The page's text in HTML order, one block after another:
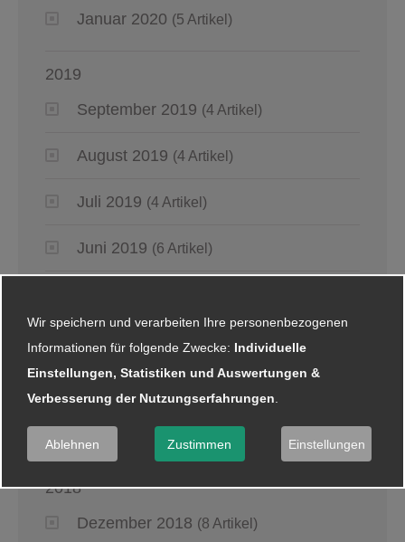
Januar 2020 (5 Artikel)
2019
September 2019 (4 Artikel)
August 2019 (4 Artikel)
Juli 2019 (4 Artikel)
Juni 2019 (6 Artikel)
April 2019 (4 Artikel)
Januar 2019
2018
Dezember 2018 (8 Artikel)
Wir speichern und verarbeiten Ihre personenbezogenen
Informationen für folgende Zwecke: Individuelle
Einstellungen, Statistiken und Auswertungen &
Verbesserung der Nutzungserfahrungen.
Ablehnen Zustimmen Einstellungen